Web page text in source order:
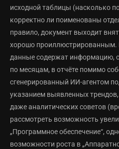
исходной таблицы (насколько
корректно ли поименованы
правило, документ выходит
хорошо проиллюстрированным.
данные содержат информацию,
по месяцам, в отчёте помимо
сгенерированный ИИ-агентом
указанием выявленных
даже аналитических советов
рассмотреть возможность
„Программное обеспечение“,
возможности роста в